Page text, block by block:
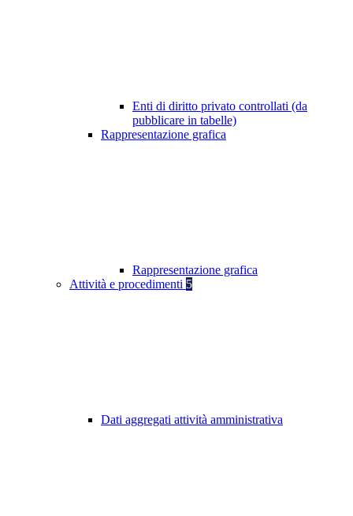
Enti di diritto privato controllati (da
pubblicare in tabelle)
Rappresentazione grafica
Rappresentazione grafica
Attività e procedimenti 5
Dati aggregati attività amministrativa